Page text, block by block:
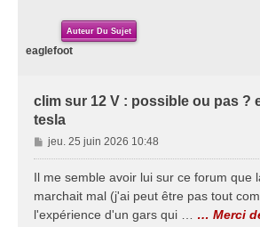
Auteur Du Sujet
eaglefoot
clim sur 12 V : possible ou pas ?
tesla
M
e
a
g
jeu. 25 juin 2026 10:48
Il me semble avoir lui sur ce forum que
marchait mal (j'ai peut être pas tout
l'expérience d'un gars qui …
… Merci